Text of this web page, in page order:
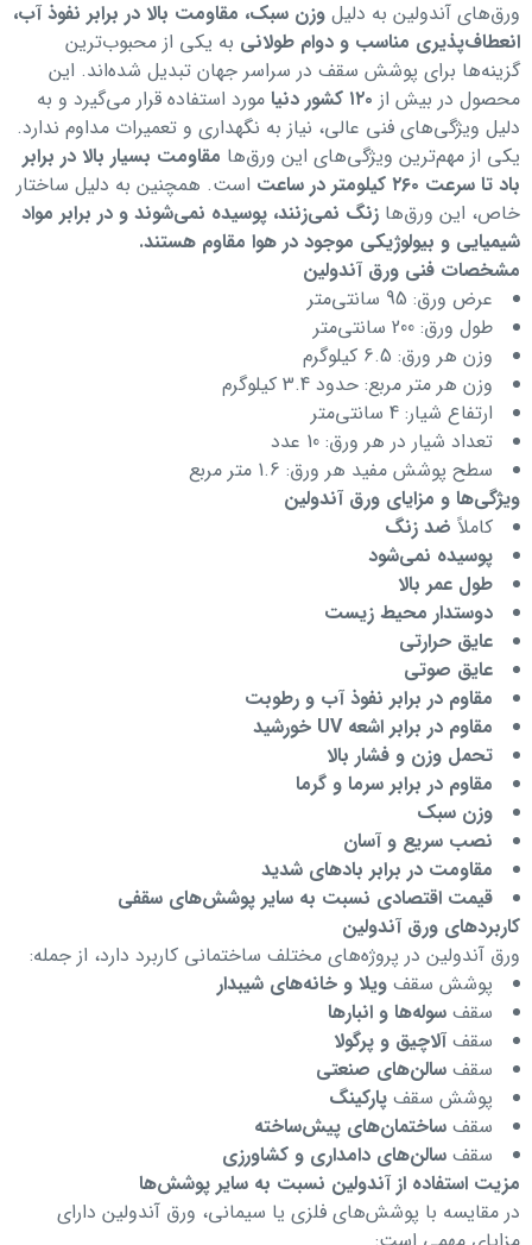
ورق‌های آندولین به دلیل وزن سبک، مقاومت بالا در برابر نفوذ آب،
انعطاف‌پذیری مناسب و دوام طولانی به یکی از محبوب‌ترین
گزینه‌ها برای پوشش سقف در سراسر جهان تبدیل شده‌اند. این
محصول در بیش از ۱۲۰ کشور دنیا
مورد استفاده قرار می‌گیرد و به
دلیل ویژگی‌های فنی عالی، نیاز به نگهداری و تعمیرات مداوم ندارد.
یکی از مهم‌ترین ویژگی‌های این ورق‌ها مقاومت بسیار بالا در برابر
باد تا سرعت ۲۶۰ کیلومتر در ساعت
است. همچنین به دلیل ساختار
خاص، این ورق‌ها زنگ نمی‌زنند، پوسیده نمی‌شوند و در برابر مواد
شیمیایی و بیولوژیکی موجود در هوا مقاوم هستند.
مشخصات فنی ورق آندولین
عرض ورق: 95 سانتی‌متر
طول ورق: 200 سانتی‌متر
وزن هر ورق: 6.5 کیلوگرم
وزن هر متر مربع: حدود 3.4 کیلوگرم
ارتفاع شیار: 4 سانتی‌متر
تعداد شیار در هر ورق: 10 عدد
سطح پوشش مفید هر ورق: 1.6 متر مربع
ویژگی‌ها و مزایای ورق آندولین
کاملاً ضد زنگ
پوسیده نمی‌شود
طول عمر بالا
دوستدار محیط زیست
عایق حرارتی
عایق صوتی
مقاوم در برابر نفوذ آب و رطوبت
مقاوم در برابر اشعهUV خورشید
تحمل وزن و فشار بالا
مقاوم در برابر سرما و گرما
وزن سبک
نصب سریع و آسان
مقاومت در برابر بادهای شدید
قیمت اقتصادی نسبت به سایر پوشش‌های سقفی
کاربردهای ورق آندولین
ورق آندولین در پروژه‌های مختلف ساختمانی کاربرد دارد، از جمله:
پوشش سقف ویلا و خانه‌های شیبدار
سقف سوله‌ها و انبارها
سقف آلاچیق و پرگولا
سقف سالن‌های صنعتی
پوشش سقف پارکینگ
سقف ساختمان‌های پیش‌ساخته
سقف سالن‌های دامداری و کشاورزی
مزیت استفاده از آندولین نسبت به سایر پوشش‌ها
در مقایسه با پوشش‌های فلزی یا سیمانی، ورق آندولین دارای